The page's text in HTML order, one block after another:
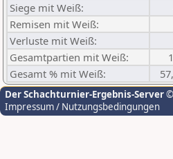
Siege mit Weiß:
Remisen mit Weiß:
Verluste mit Weiß:
Gesamtpartien mit Weiß:
Gesamt % mit Weiß:
Der Schachturnier-Ergebnis-Server
Impressum / Nutzungsbedingungen